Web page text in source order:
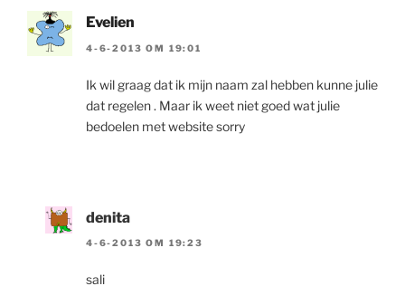
Evelien
4-6-2013 OM 19:01
Ik wil graag dat ik mijn naam zal hebben kunne julie
dat regelen . Maar ik weet niet goed wat julie
bedoelen met website sorry
denita
4-6-2013 OM 19:23
sali